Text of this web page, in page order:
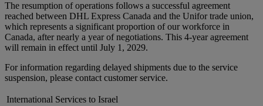
The resumption of operations follows a successful agreement
reached between DHL Express Canada and the Unifor trade union,
which represents a significant proportion of our workforce in
Canada, after nearly a year of negotiations. This 4-year agreement
will remain in effect until July 1, 2029.
For information regarding delayed shipments due to the service
suspension, please contact customer service.
International Services to Israel